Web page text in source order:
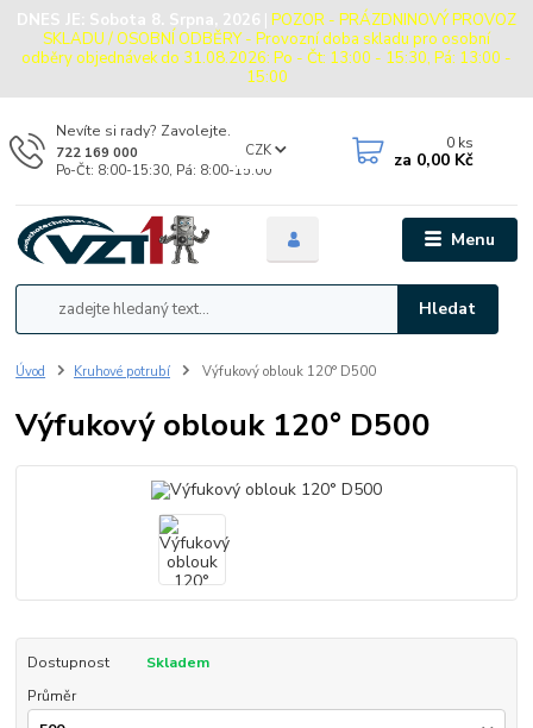
DNES JE: Sobota 8. Srpna, 2026 | POZOR - PRÁZDNINOVÝ PROVOZ
SKLADU / OSOBNÍ ODBĚRY - Provozní doba skladu pro osobní
odběry objednávek do 31.08.2026: Po - Čt: 13:00 - 15:30, Pá: 13:00 -
15:00
Menu
CZK
Hledat
Nevíte si rady? Zavolejte.
722 169 000
Po-Čt: 8:00-15:30, Pá: 8:00-15:00
0 ks
za 0,00 Kč
Úvod Kruhové potrubí Výfukový oblouk 120° D500
Výfukový oblouk 120° D500
Dostupnost
Skladem
Průměr